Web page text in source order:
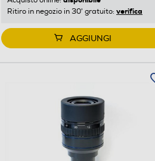
Ritiro in negozio in 30' gratuito: verifica
AGGIUNGI